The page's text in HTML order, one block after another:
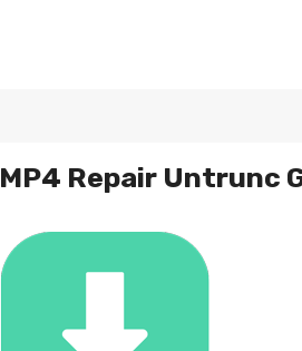
MP4 Repair Untrunc